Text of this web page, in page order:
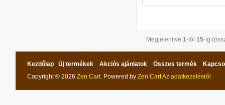
Megjelenítve 1-tól 15-ig
Kezdőlap Új termékek Akciós ajánlatok Összes termék
Copyright © 2026 Zen Cart. Powered by Zen CartAz adatkezelésről